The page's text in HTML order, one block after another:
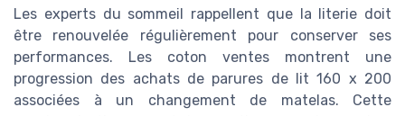
Les experts du sommeil rappellent que la literie doit
être renouvelée régulièrement pour conserver ses
performances. Les coton ventes montrent une
progression des achats de parures de lit 160 x 200
associées à un changement de matelas. Cette